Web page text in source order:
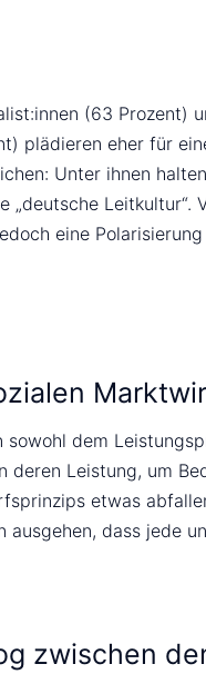
(63 Prozent)
plädieren eher für
Unter ihnen
eine
dem
Leistung, um
etwas
dass jede
zwischen